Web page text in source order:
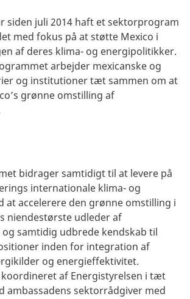
siden juli 2014 haft et sektorprogram
med fokus på at støtte Mexico i
af deres klima- og energipolitikker.
arbejder mexicanske og
og institutioner tæt sammen om at
grønne omstilling af
bidrager samtidigt til at levere på
internationale klima- og
at accelerere den grønne omstilling i
niendestørste udleder af
og samtidig udbrede kendskab til
inden for integration af
og energieffektivitet.
af Energistyrelsen i tæt
ambassadens sektorrådgiver med